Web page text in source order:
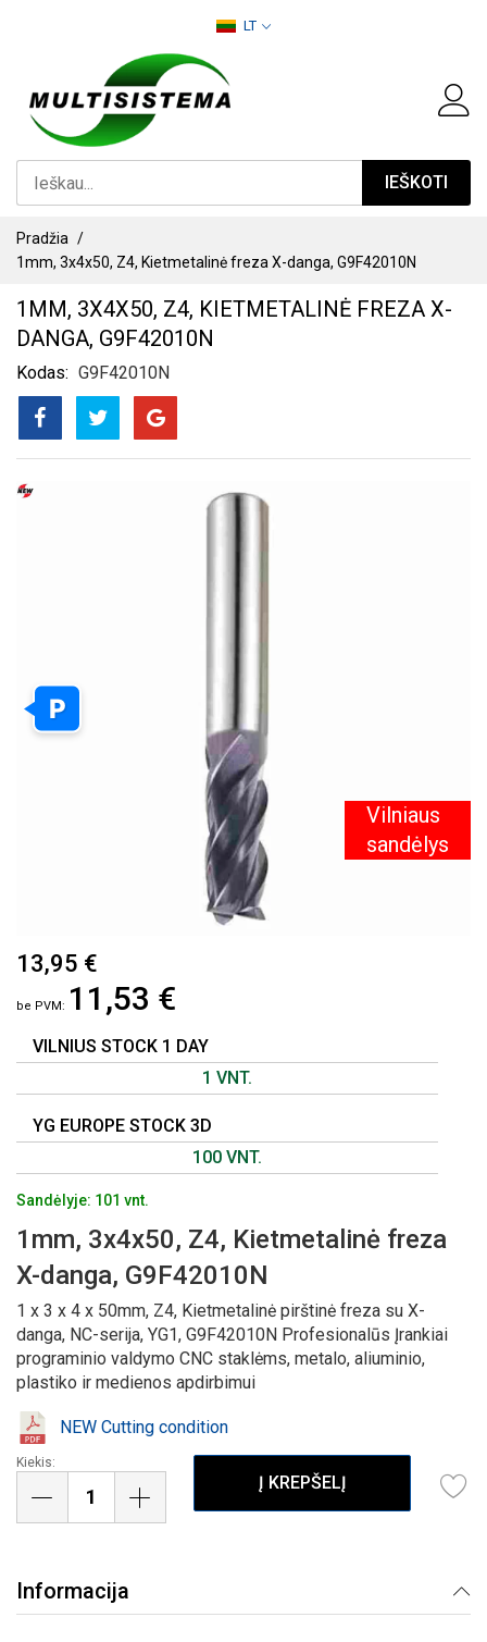
LT
IEŠKOTI
Pradžia
1mm, 3x4x50, Z4, Kietmetalinė freza X-danga, G9F42010N
1MM, 3X4X50, Z4, KIETMETALINĖ FREZA X-
DANGA, G9F42010N
Kodas G9F42010N
PEREITI
P
Vilniaus
sandėlys
PAVEIKSLĖLIŲ
PRADŽIĄ
13,95 €
11,53 €
VILNIUS STOCK 1 DAY
1 VNT.
YG EUROPE STOCK 3D
100 VNT.
Sandėlyje: 101 vnt.
1mm, 3x4x50, Z4, Kietmetalinė freza
X-danga, G9F42010N
1 x 3 x 4 x 50mm, Z4, Kietmetalinė pirštinė freza su X-
danga, NC-serija, YG1, G9F42010N Profesionalūs Įrankiai
programinio valdymo CNC staklėms, metalo, aliuminio,
plastiko ir medienos apdirbimui
NEW Cutting condition
Kiekis:
Į KREPŠELĮ
Informacija